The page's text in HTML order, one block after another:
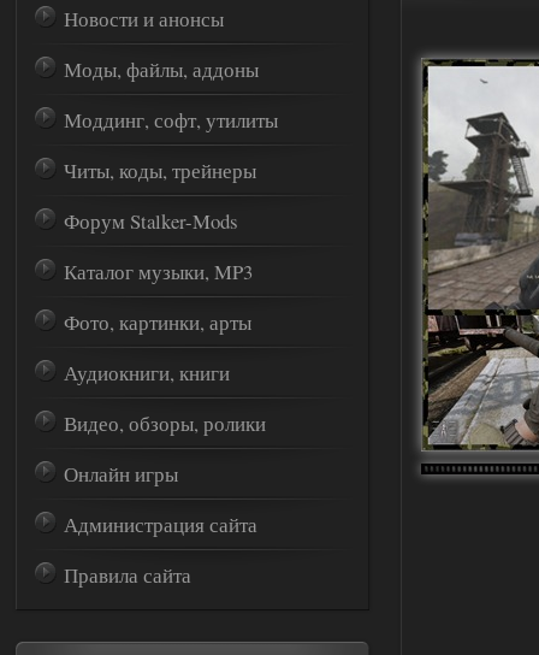
Новости и анонсы
Моды, файлы, аддоны
Моддинг, софт, утилиты
Читы, коды, трейнеры
Форум Stalker-Mods
Каталог музыки, MP3
Фото, картинки, арты
Аудиокниги, книги
Видео, обзоры, ролики
Онлайн игры
Администрация сайта
Правила сайта